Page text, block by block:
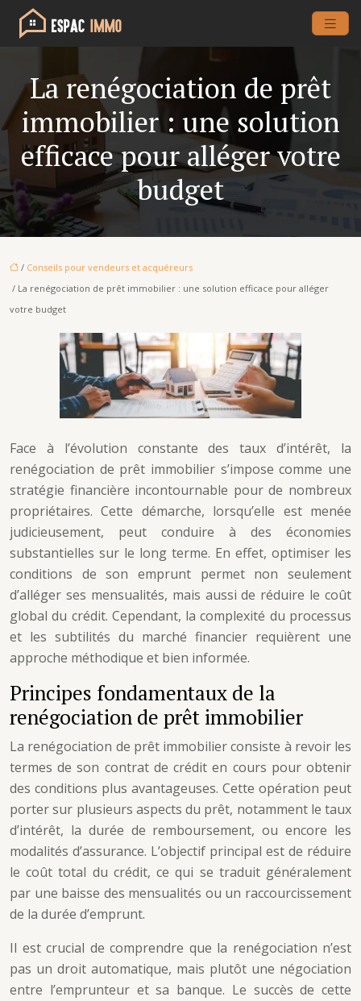
La renégociation de prêt
immobilier : une solution
efficace pour alléger votre
budget
/ Conseils pour vendeurs et acquéreurs
/ La renégociation de prêt immobilier : une solution efficace pour alléger
votre budget
Face à l’évolution constante des taux d’intérêt, la
renégociation de prêt immobilier s’impose comme une
stratégie financière incontournable pour de nombreux
propriétaires. Cette démarche, lorsqu’elle est menée
judicieusement, peut conduire à des économies
substantielles sur le long terme. En effet, optimiser les
conditions de son emprunt permet non seulement
d’alléger ses mensualités, mais aussi de réduire le coût
global du crédit. Cependant, la complexité du processus
et les subtilités du marché financier requièrent une
approche méthodique et bien informée.
Principes fondamentaux de la
renégociation de prêt immobilier
La renégociation de prêt immobilier consiste à revoir les
termes de son contrat de crédit en cours pour obtenir
des conditions plus avantageuses. Cette opération peut
porter sur plusieurs aspects du prêt, notamment le taux
d’intérêt, la durée de remboursement, ou encore les
modalités d’assurance. L’objectif principal est de réduire
le coût total du crédit, ce qui se traduit généralement
par une baisse des mensualités ou un raccourcissement
de la durée d’emprunt.
Il est crucial de comprendre que la renégociation n’est
pas un droit automatique, mais plutôt une négociation
entre l’emprunteur et sa banque. Le succès de cette